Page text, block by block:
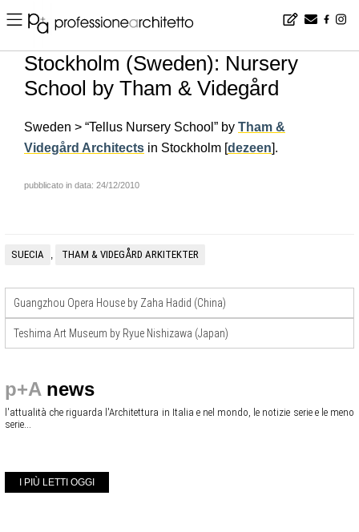
Home ▪ news ▪ en ▪ Stockholm (Sweden): Nursery School by Tham & Videgård
Stockholm (Sweden): Nursery
School by Tham & Videgård
Sweden > “Tellus Nursery School” by Tham &
Videgård Architects in Stockholm [dezeen].
pubblicato in data: 24/12/2010
SUECIA , THAM & VIDEGÅRD ARKITEKTER
Guangzhou Opera House by Zaha Hadid (China)
Teshima Art Museum by Ryue Nishizawa (Japan)
p+A news
l'attualità che riguarda l'Architettura in Italia e nel mondo, le notizie serie e le meno
serie...
I PIÙ LETTI OGGI